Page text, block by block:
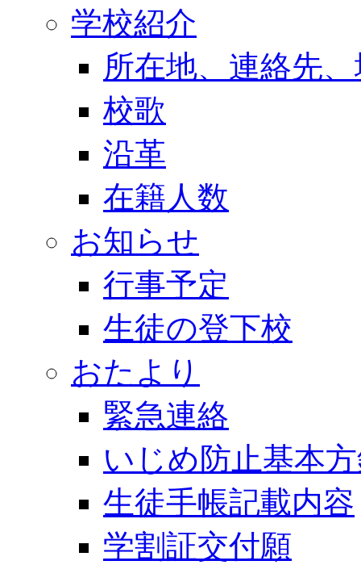
学校紹介
所在地、連絡先
校歌
沿革
在籍人数
お知らせ
行事予定
生徒の登下校
おたより
緊急連絡
いじめ防止基本
生徒手帳記載内容
学割証交付願